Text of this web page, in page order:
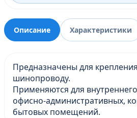
Описание Характеристики
Предназначены для
шинопроводу.
Применяются для
офисно-административных,
бытовых помещений.